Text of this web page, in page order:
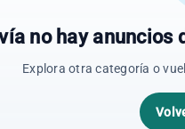
no hay anuncios
Explora otra categoría o